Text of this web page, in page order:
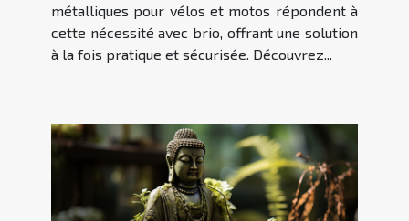
métalliques pour vélos et motos répondent à
cette nécessité avec brio, offrant une solution
à la fois pratique et sécurisée. Découvrez...